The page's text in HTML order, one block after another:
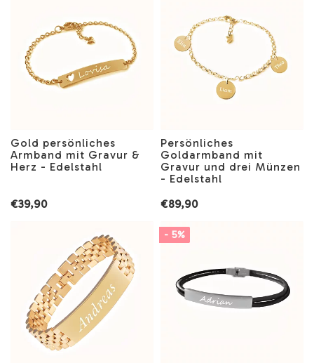
Gold persönliches
Armband mit Gravur &
Herz - Edelstahl
€39,90
Persönliches
Goldarmband mit
Gravur und drei Münzen
- Edelstahl
€89,90
- 5%